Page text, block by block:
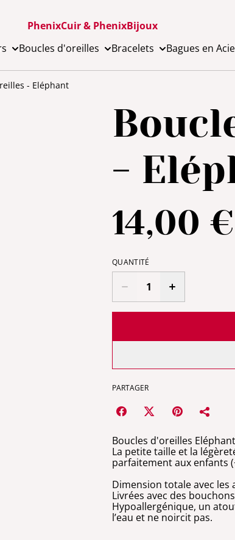
PhenixCuir & PhenixBijoux
Boucles d'oreilles Bracelets Bagues en
- Eléphant
-
14,00 €
QUANTITÉ
PARTAGER
Boucles d'oreilles
La petite taille et la
parfaitement aux enfants
Dimension totale avec les
Livrées avec des
Hypoallergénique, un
l’eau et ne noircit pas.